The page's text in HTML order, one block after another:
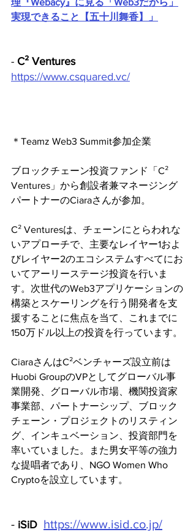
理『Webacy』に見る「Web3だから」
実現できること【五十川舞香】」
- C² Ventures
https://www.csquared.vc/
＊Teamz Web3 Summit参加企業
ブロックチェーン投資ファンド「C²
Ventures」から創設者兼マネージング
パートナーのCiaraさんが参加。
C² Venturesは、チェーンにとらわれな
いアプローチで、主要なレイヤー1およ
びレイヤー2のエコシステムすべてにお
いてアーリーステージ投資を行いま
す。次世代のWeb3アプリケーションの
構築とスケーリングを行う開発者を支
援することに焦点を当て、これまでに
150万ドル以上の投資を行っています。
CiaraさんはC²ベンチャーズ設立前は
Huobi GroupのVPとしてグローバル事
業開発、グローバル市場、機関投資家
事業部、パートナーシップ、ブロック
チェーン・プロジェクトのリスティン
グ、インキュベーション、投資部門を
率いていました。また男女平等の強力
な提唱者であり、NGO Women Who
Cryptoを設立しています。
- iSiD https://www.isid.co.jp/